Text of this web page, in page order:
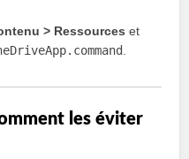
> Ressources et
les éviter